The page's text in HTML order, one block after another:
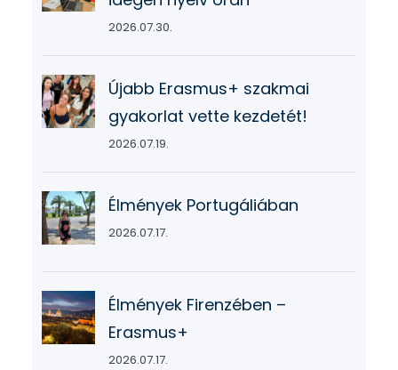
2026.07.30.
Újabb Erasmus+ szakmai
gyakorlat vette kezdetét!
2026.07.19.
Élmények Portugáliában
2026.07.17.
Élmények Firenzében –
Erasmus+
2026.07.17.